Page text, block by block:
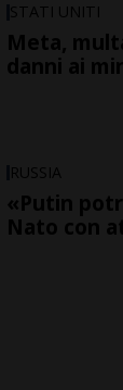
STATI UNITI
Meta,
danni ai
RUSSIA
«Putin
Nato con